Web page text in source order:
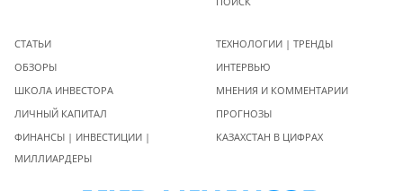
СТАТЬИ
ОБЗОРЫ
ШКОЛА ИНВЕСТОРА
ЛИЧНЫЙ КАПИТАЛ
ФИНАНСЫ | ИНВЕСТИЦИИ |
МИЛЛИАРДЕРЫ
ТЕХНОЛОГИИ | ТРЕНДЫ
ИНТЕРВЬЮ
МНЕНИЯ И КОММЕНТАРИИ
ПРОГНОЗЫ
КАЗАХСТАН В ЦИФРАХ